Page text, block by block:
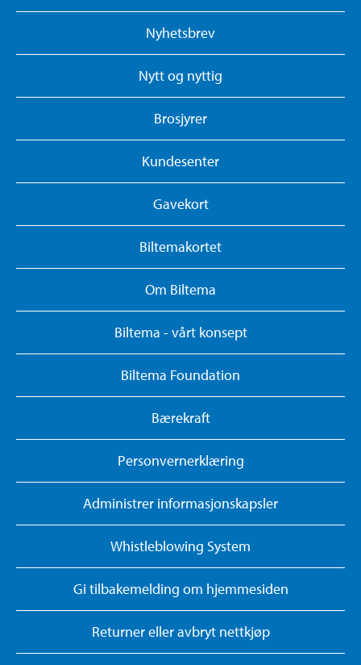
Nyhetsbrev
Nytt og nyttig
Brosjyrer
Kundesenter
Gavekort
Biltemakortet
Om Biltema
Biltema - vårt konsept
Biltema Foundation
Bærekraft
Personvernerklæring
Administrer informasjonskapsler
Whistleblowing System
Gi tilbakemelding om hjemmesiden
Returner eller avbryt nettkjøp